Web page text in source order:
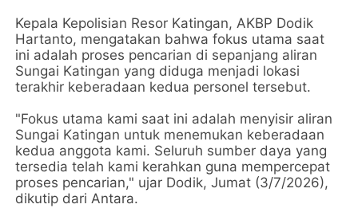
Kepala Kepolisian Resor Katingan, AKBP Dodik
Hartanto, mengatakan bahwa fokus utama saat
ini adalah proses pencarian di sepanjang aliran
Sungai Katingan yang diduga menjadi lokasi
terakhir keberadaan kedua personel tersebut.
"Fokus utama kami saat ini adalah menyisir aliran
Sungai Katingan untuk menemukan keberadaan
kedua anggota kami. Seluruh sumber daya yang
tersedia telah kami kerahkan guna mempercepat
proses pencarian," ujar Dodik, Jumat (3/7/2026),
dikutip dari Antara.